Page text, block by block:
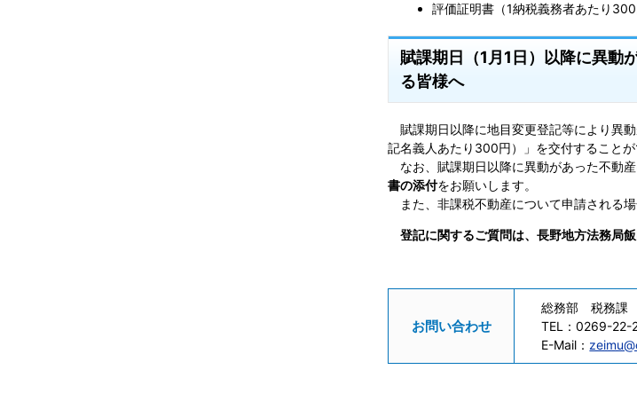
評価証明書（1納税義務者あたり300
賦課期日（1月1日）以降に異動
る皆様へ
賦課期日以降に地目変更登記等により異
記名義人あたり300円）」を交付することが
なお、賦課期日以降に異動があった不動産
書の添付をお願いします。
また、非課税不動産について申請される
登記に関するご質問は、長野地方法務局
お問い合わせ
総務部 税務課
TEL：0269-22-
E-Mail：